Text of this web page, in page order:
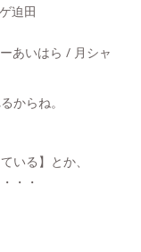
迫田
あいはら / 月シャ
からね。
いる】とか、
・・